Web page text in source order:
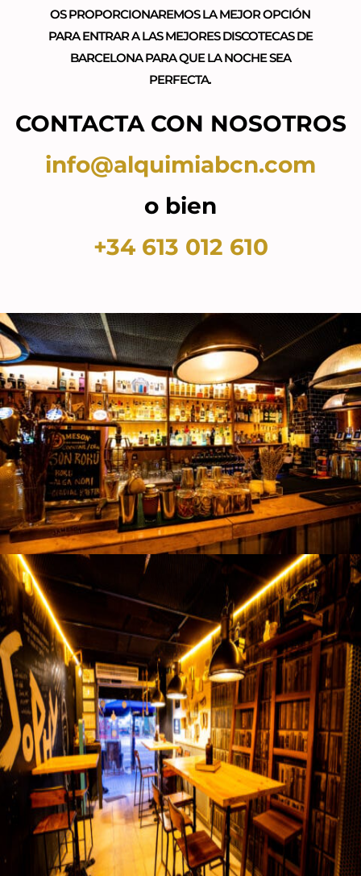
OS PROPORCIONAREMOS LA MEJOR OPCIÓN
PARA ENTRAR A LAS MEJORES DISCOTECAS DE
BARCELONA PARA QUE LA NOCHE SEA
PERFECTA.
CONTACTA CON NOSOTROS
info@alquimiabcn.com
o bien
+34 613 012 610